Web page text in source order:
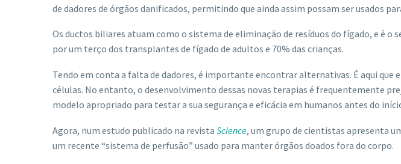
de dadores de órgãos danificados, permitindo que ainda assim possam ser usados
Os ductos biliares atuam como o sistema de eliminação de resíduos do fígado, e é o
por um terço dos transplantes de fígado de adultos e 70% das crianças.
Tendo em conta a falta de dadores, é importante encontrar alternativas. É aqui que
células. No entanto, o desenvolvimento dessas novas terapias é frequentemente
modelo apropriado para testar a sua segurança e eficácia em humanos antes do
Agora, num estudo publicado na revista Science, um grupo de cientistas apresenta
um recente “sistema de perfusão” usado para manter órgãos doados fora do corpo.